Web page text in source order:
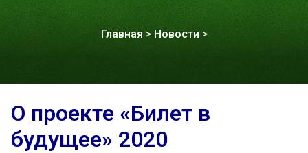
Главная > Новости>
О проекте «Билет в
будущее» 2020